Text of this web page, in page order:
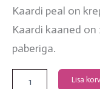
Kaardi peal on
Kaardi kaaned
paberiga.
Lisa